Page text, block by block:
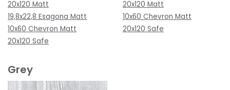
20x120 Matt
19,8x22,8 Esagona Matt
10x60 Chevron Matt
20x120 Safe
20x120 Matt
10x60 Chevron Matt
20x120 Safe
Grey